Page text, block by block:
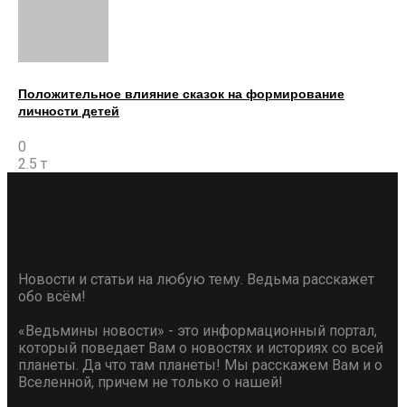
Положительное влияние сказок на формирование
личности детей
0
2.5 т
Новости и статьи на любую тему. Ведьма расскажет
обо всём!
«Ведьмины новости» - это информационный портал,
который поведает Вам о новостях и историях со всей
планеты. Да что там планеты! Мы расскажем Вам и о
Вселенной, причем не только о нашей!